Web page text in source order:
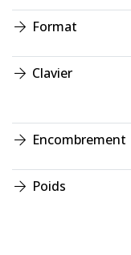
Format
Clavier
Encombrement
Poids